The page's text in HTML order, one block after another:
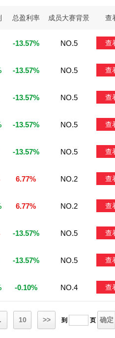
总盈利率 成员大赛背景 查
-13.57% NO.5 查
-13.57% NO.5 查
-13.57% NO.5 查
-13.57% NO.5 查
-13.57% NO.5 查
6.77% NO.2 查
6.77% NO.2 查
-13.57% NO.5 查
-13.57% NO.5 查
-0.10% NO.4 查
10 >> 到 页 确定